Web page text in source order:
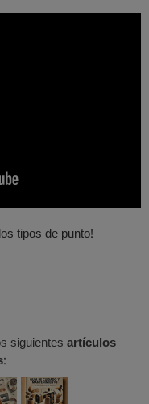
tipos de punto!
siguientesartículos
: